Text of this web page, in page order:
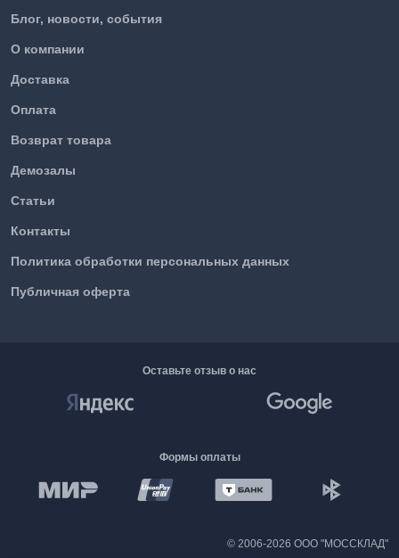
Блог, новости, события
О компании
Доставка
Оплата
Возврат товара
Демозалы
Статьи
Контакты
Политика обработки персональных данных
Публичная оферта
Оставьте отзыв о нас
Формы оплаты
© 2006-2026 ООО "МОССКЛАД"